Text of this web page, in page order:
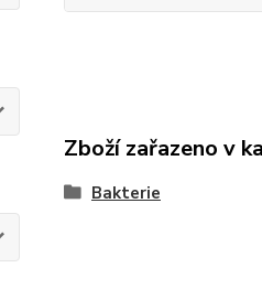
Zboží zařazeno v
Bakterie